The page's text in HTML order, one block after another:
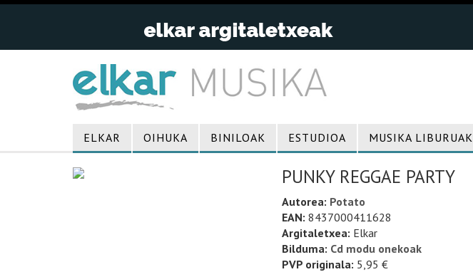
ELKAR OIHUKA BINILOAK ESTUDIOA MUSIKA LIBURUAK
PUNKY REGGAE PARTY
Autorea: Potato
EAN: 8437000411628
Argitaletxea: Elkar
Bilduma: Cd modu onekoak
PVP originala: 5,95 €